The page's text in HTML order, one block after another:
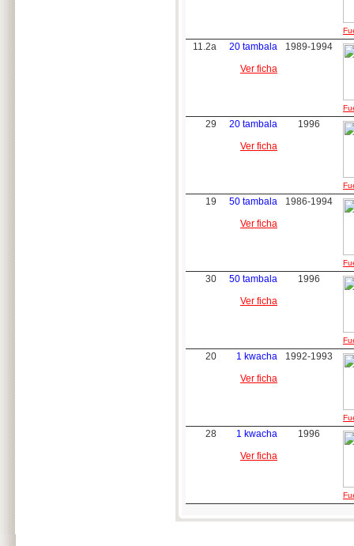
11.2a
20 tambala
Ver ficha
1989-1994
29
20 tambala
Ver ficha
1996
19
50 tambala
Ver ficha
1986-1994
30
50 tambala
Ver ficha
1996
20
1 kwacha
Ver ficha
1992-1993
28
1 kwacha
Ver ficha
1996